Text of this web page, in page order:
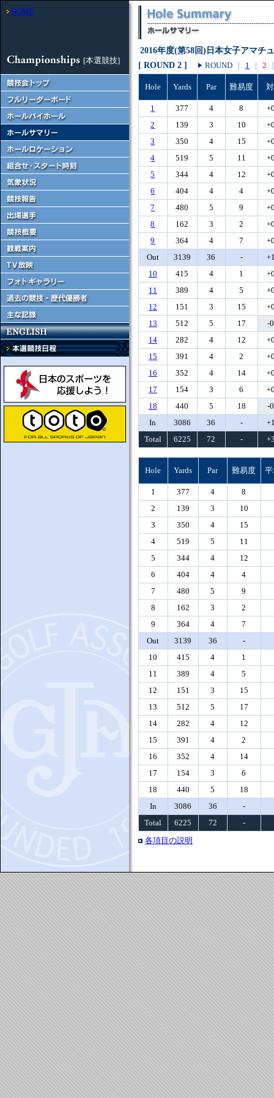
HOME
[本選競技]
2016年度(第58回)日本女子アマチ
[ ROUND 2 ]
ROUND ｜ 1 ｜ 2
Hole Yards Par 難易度
1 377 4 8
2
139 3 10
3
350 4 15
4
519 5 11
5
344 4 12
6
404 4 4
7
480 5 9
8
162 3 2
9
364 4 7
Out
3139 36 -
10
415 4 1
11
389 4 5
12
151 3 15
13
512 5 17
-
14
282 4 12
15
391 4 2
16
352 4 14
17
154 3 6
18
440 5 18
-
In
3086 36 -
Total
6225 72 -
Hole Yards Par 難易度
1 377 4
8
2
139 3
10
3
350 4
15
4
519 5
11
5
344 4
12
6
404 4
4
7
480 5
9
8
162 3
2
9
364 4
7
Out
3139 36
-
10
415 4
1
11
389 4
5
12
151 3
15
13
512 5
17
14
282 4
12
15
391 4
2
16
352 4
14
17
154 3
6
18
440 5
18
In
3086 36
-
Total
6225 72
-
各項目の説明